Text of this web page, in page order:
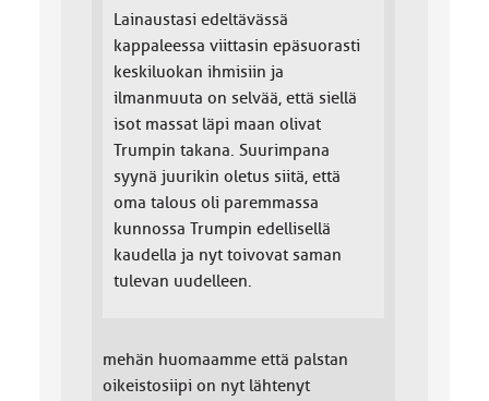
Lainaustasi edeltävässä
kappaleessa viittasin epäsuorasti
keskiluokan ihmisiin ja
ilmanmuuta on selvää, että siellä
isot massat läpi maan olivat
Trumpin takana. Suurimpana
syynä juurikin oletus siitä, että
oma talous oli paremmassa
kunnossa Trumpin edellisellä
kaudella ja nyt toivovat saman
tulevan uudelleen.
mehän huomaamme että palstan
oikeistosiipi on nyt lähtenyt